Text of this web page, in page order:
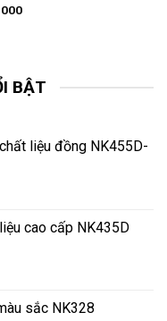
BẬT
liệu đồng NK455D-
cao cấp NK435D
sắc NK328